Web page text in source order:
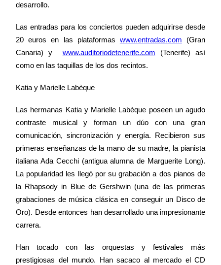
desarrollo.
Las entradas para los conciertos pueden adquirirse desde
20 eurosen las plataformas www.entradas.com (Gran
Canaria) y www.auditoriodetenerife.com (Tenerife) así
como en las taquillas de los dos recintos.
Katia y Marielle Labèque
Las hermanas Katia y Marielle Labèque poseen un agudo
contraste musical y forman un dúo con una gran
comunicación, sincronización y energía. Recibieron sus
primeras enseñanzas de la mano de su madre, la pianista
italiana Ada Cecchi (antigua alumna de Marguerite Long).
La popularidad les llegó por su grabación a dos pianos de
la Rhapsody in Blue de Gershwin (una de las primeras
grabaciones de música clásica en conseguir un Disco de
Oro). Desde entonces han desarrollado una impresionante
carrera.
Han tocado con las orquestas y festivales más
prestigiosas del mundo. Han sacaco al mercado el CD